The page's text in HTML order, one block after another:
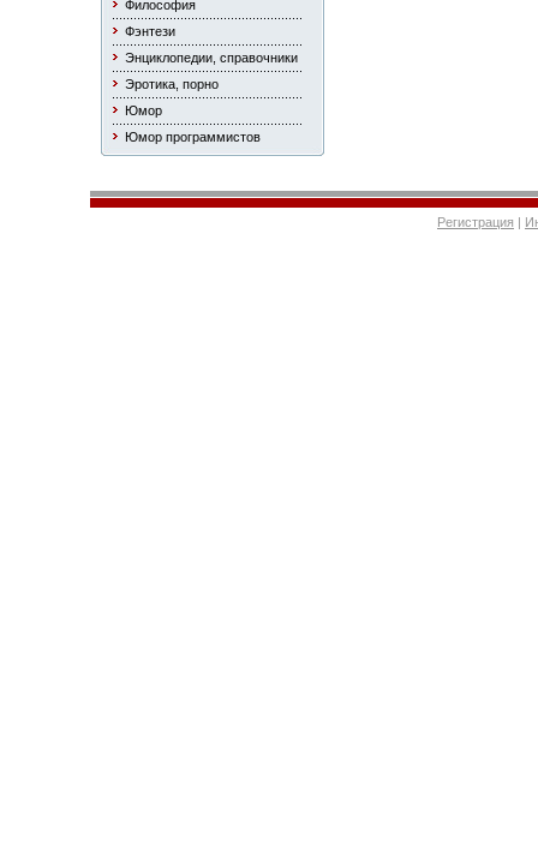
Философия
Фэнтези
Энциклопедии, справочники
Эротика, порно
Юмор
Юмор программистов
Регистрация |